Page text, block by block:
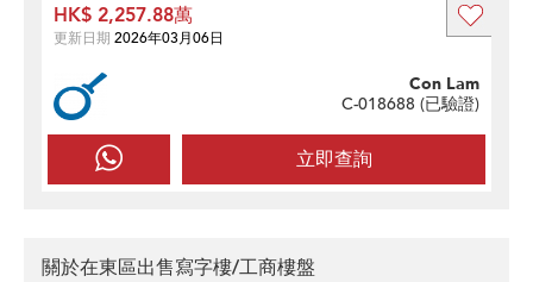
立即查詢
Con Lam
C-018688 (已驗證)
HK$ 2,257.88萬
更新日期 2026年03月06日
關於在東區出售寫字樓/工商樓盤